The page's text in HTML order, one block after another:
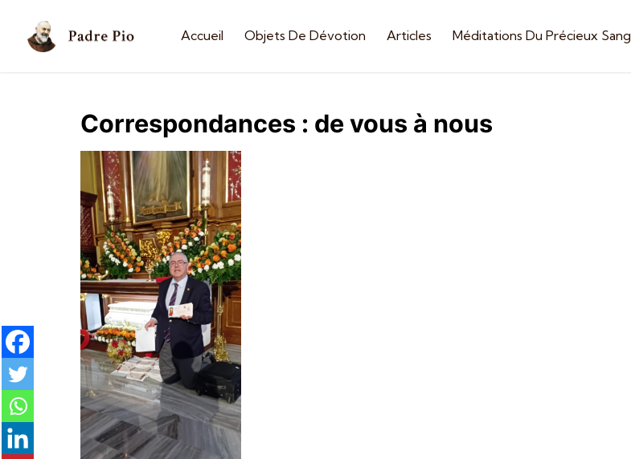
Accueil Objets De Dévotion Articles Méditations Du Précieux Sang
Correspondances : de vous à nous